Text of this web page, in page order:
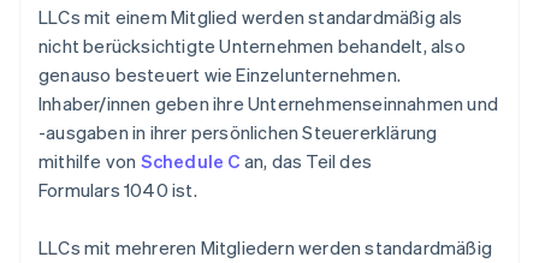
LLCs mit einem Mitglied werden standardmäßig als
nicht berücksichtigte Unternehmen behandelt, also
genauso besteuert wie Einzelunternehmen.
Inhaber/innen geben ihre Unternehmenseinnahmen und
-ausgaben in ihrer persönlichen Steuererklärung
mithilfe von Schedule C an, das Teil des
Formulars 1040 ist.
LLCs mit mehreren Mitgliedern werden standardmäßig